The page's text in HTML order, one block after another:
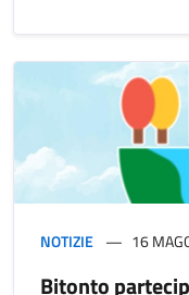
NOTIZIE 16
Bitonto